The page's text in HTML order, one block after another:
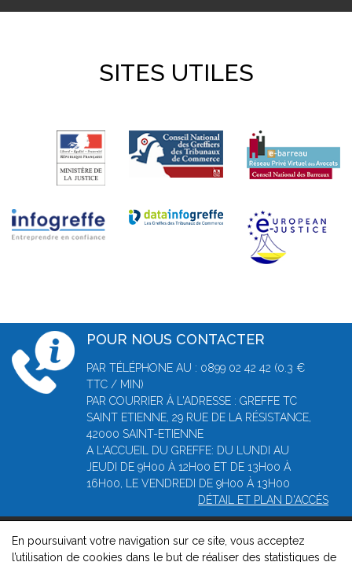
SITES UTILES
POUR NOUS CONTACTER
PAR TÉLÉPHONE AU : 0899 02 42 42 (0.3 €
TTC / MIN)
PAR COURRIER À L'ADRESSE : GREFFE TC
SAINT ETIENNE, 29 RUE DE LA RÉSISTANCE,
42000 SAINT-ETIENNE
A L'ACCUEIL DU GREFFE: DU LUNDI AU
JEUDI DE 9H00 À 12H00 ET DE 13H00 À
16H00, LE VENDREDI DE 9H00 À 13H00
DÉTAIL ET PLAN D'ACCÈS
© 2026, Greffe du Tribunal de Commerce de Saint-Etienne -
En poursuivant votre navigation sur ce site, vous acceptez
l’utilisation de cookies dans le but de réaliser des statistiques de